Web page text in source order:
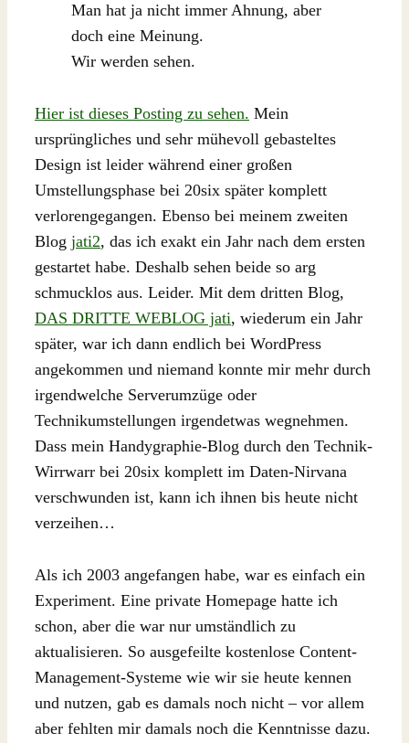
Man hat ja nicht immer Ahnung, aber
doch eine Meinung.
Wir werden sehen.
Hier ist dieses Posting zu sehen. Mein
ursprüngliches und sehr mühevoll gebasteltes
Design ist leider während einer großen
Umstellungsphase bei 20six später komplett
verlorengegangen. Ebenso bei meinem zweiten
Blog jati2, das ich exakt ein Jahr nach dem ersten
gestartet habe. Deshalb sehen beide so arg
schmucklos aus. Leider. Mit dem dritten Blog,
DAS DRITTE WEBLOG jati, wiederum ein Jahr
später, war ich dann endlich bei WordPress
angekommen und niemand konnte mir mehr durch
irgendwelche Serverumzüge oder
Technikumstellungen irgendetwas wegnehmen.
Dass mein Handygraphie-Blog durch den Technik-
Wirrwarr bei 20six komplett im Daten-Nirvana
verschwunden ist, kann ich ihnen bis heute nicht
verzeihen…
Als ich 2003 angefangen habe, war es einfach ein
Experiment. Eine private Homepage hatte ich
schon, aber die war nur umständlich zu
aktualisieren. So ausgefeilte kostenlose Content-
Management-Systeme wie wir sie heute kennen
und nutzen, gab es damals noch nicht – vor allem
aber fehlten mir damals noch die Kenntnisse dazu.